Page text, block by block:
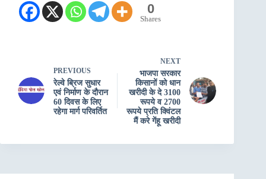
0
Shares
PREVIOUS
रेल्वे ब्रिज सुधार
एवं निर्माण के दौरान
60 दिवस के लिए
रहेगा मार्ग परिवर्तित
NEXT
भाजपा सरकार
किसानों को धान
खरीदी के दे 3100
रूपये व 2700
रूपये प्रति क्विंटल
मैं करे गेंहू खरीदी